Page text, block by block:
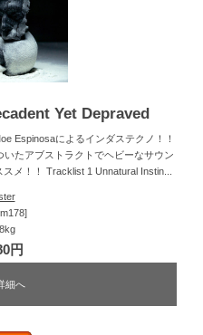
Yet Depraved
Espinosaによるインダステクノ！！
たアブストラクトでヘビーなサウン
メ！！ Tracklist 1 Unnatural Instin...
円
細へ